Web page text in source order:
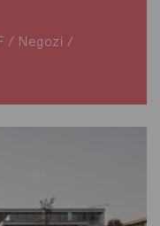
/ Negozi /